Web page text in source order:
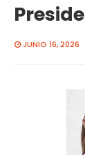
JUNIO 16, 2026